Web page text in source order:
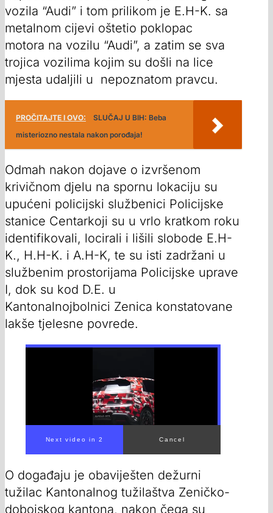
vozila “Audi” i tom prilikom je E.H-K. sa
metalnom cijevi oštetio poklopac
motora na vozilu “Audi”, a zatim se sva
trojica vozilima kojim su došli na lice
mjesta udaljili u nepoznatom pravcu.
PROČITAJTE I OVO:
SLUČAJ U BIH: Beba
misteriozno nestala nakon porođaja!
Odmah nakon dojave o izvršenom
krivičnom djelu na spornu lokaciju su
upućeni policijski službenici Policijske
stanice Centarkoji su u vrlo kratkom roku
identifikovali, locirali i lišili slobode E.H-
K., H.H-K. i A.H-K, te su isti zadržani u
službenim prostorijama Policijske uprave
I, dok su kod D.E. u
Kantonalnojbolnici Zenica konstatovane
lakše tjelesne povrede.
00:00/ 00:36
O događaju je obaviješten dežurni
tužilac Kantonalnog tužilaštva Zeničko-
dobojskog kantona, nakon čega su